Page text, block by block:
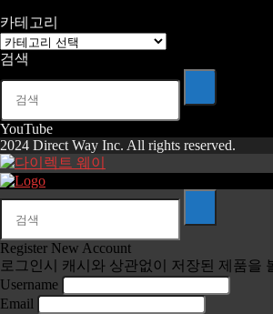
카테고리
카
테
고
검색
YouTube
2024 Direct Way Inc. All rights reserved.
Register New Account
로그인시 캐시와 상관없이 저장된 제품을
Username
Email